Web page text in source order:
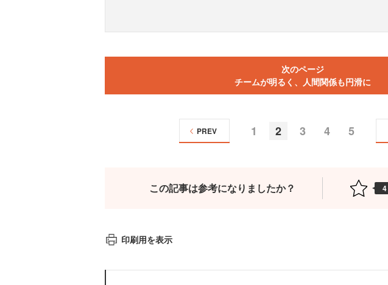
次のページ
チームが明るく、人間関係も円滑に
1 2 3 4 5
PREV
この記事は参考になりましたか？ 4
印刷用を表示